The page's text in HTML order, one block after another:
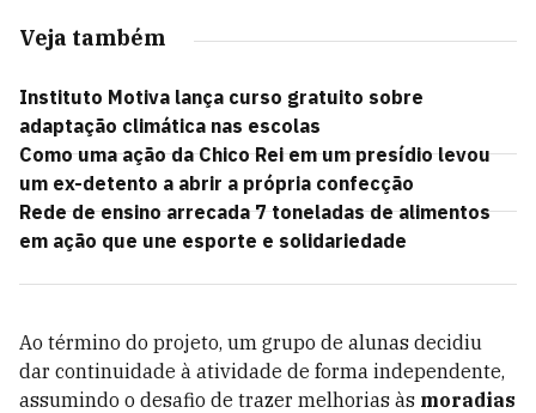
Veja também
Instituto Motiva lança curso gratuito sobre
adaptação climática nas escolas
Como uma ação da Chico Rei em um presídio levou
um ex-detento a abrir a própria confecção
Rede de ensino arrecada 7 toneladas de alimentos
em ação que une esporte e solidariedade
Ao término do projeto, um grupo de alunas decidiu
dar continuidade à atividade de forma independente,
assumindo o desafio de trazer melhorias às moradias